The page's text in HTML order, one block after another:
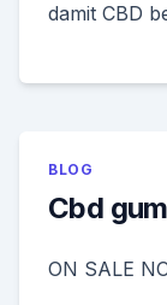
damit CBD
BLOG
Cbd
ON SALE